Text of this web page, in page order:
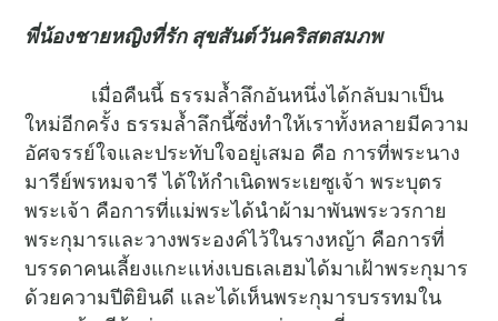
พี่น้องชายหญิงที่รัก สุขสันต์วันคริสตสมภพ
เมื่อคืนนี้ ธรรมล้ำลึกอันหนึ่งได้กลับมาเป็น
ใหม่อีกครั้ง ธรรมล้ำลึกนี้ซึ่งทำให้เราทั้งหลายมีความ
อัศจรรย์ใจและประทับใจอยู่เสมอ คือ การที่พระนาง
มารีย์พรหมจารี ได้ให้กำเนิดพระเยซูเจ้า พระบุตร
พระเจ้า คือการที่แม่พระได้นำผ้ามาพันพระวรกาย
พระกุมารและวางพระองค์ไว้ในรางหญ้า คือการที่
บรรดาคนเลี้ยงแกะแห่งเบธเลเฮมได้มาเฝ้าพระกุมาร
ด้วยความปีติยินดี และได้เห็นพระกุมารบรรทมใน